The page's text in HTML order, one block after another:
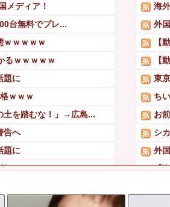
メディア！
台無料でプレ...
ｗｗｗｗｗ
るｗｗｗｗｗ
題に
ｗｗｗ
土を踏むな！」→広島...
告へ
題に
ｗｗｗ
いんで辞めます」⇒...
海
外
【
【
東
ち
お
シ
外
【